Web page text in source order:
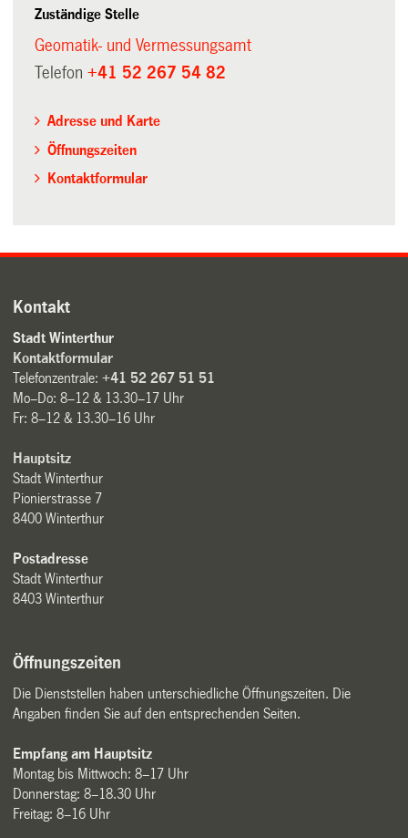
Zuständige Stelle
Geomatik- und Vermessungsamt
Telefon+41 52 267 54 82
Adresse und Karte
Öffnungszeiten
Kontaktformular
Kontakt
Stadt Winterthur
Kontaktformular
Telefonzentrale:+41 52 267 51 51
Mo–Do: 8–12 & 13.30–17 Uhr
Fr: 8–12 & 13.30–16 Uhr
Hauptsitz
Stadt Winterthur
Pionierstrasse 7
8400 Winterthur
Postadresse
Stadt Winterthur
8403 Winterthur
Öffnungszeiten
Die Dienststellen haben unterschiedliche Öffnungszeiten. Die
Angaben finden Sie auf den entsprechenden Seiten.
Empfang am Hauptsitz
Montag bis Mittwoch: 8–17 Uhr
Donnerstag: 8–18.30 Uhr
Freitag: 8–16 Uhr